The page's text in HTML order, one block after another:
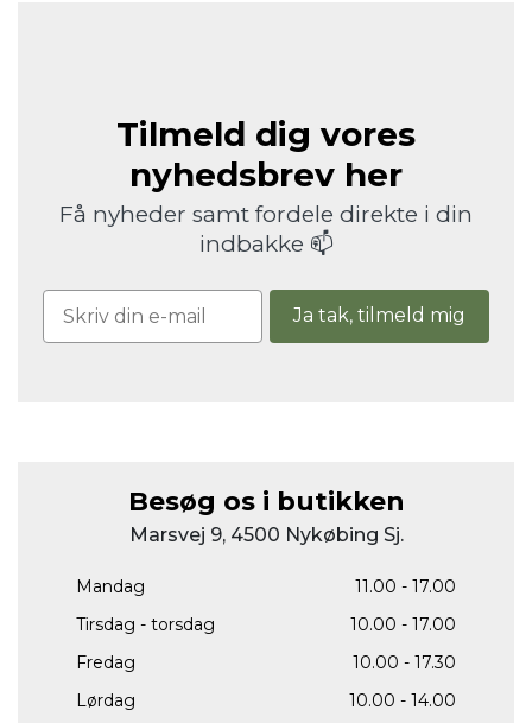
Tilmeld dig vores
nyhedsbrev her
Få nyheder samt fordele direkte i din
indbakke 📫
Ja tak, tilmeld mig
Besøg os i butikken
Marsvej 9, 4500 Nykøbing Sj.
Mandag
11.00 - 17.00
Tirsdag - torsdag
10.00 - 17.00
Fredag
10.00 - 17.30
Lørdag
10.00 - 14.00